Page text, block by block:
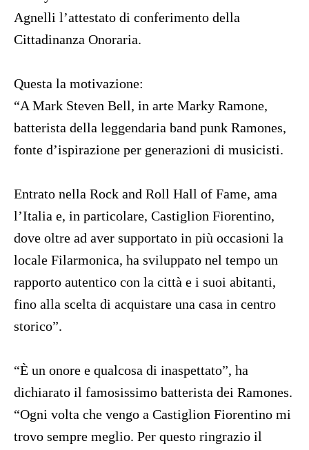
Agnelli l’attestato di conferimento della
Cittadinanza Onoraria.
Questa la motivazione:
“A Mark Steven Bell, in arte Marky Ramone,
batterista della leggendaria band punk Ramones,
fonte d’ispirazione per generazioni di musicisti.
Entrato nella Rock and Roll Hall of Fame, ama
l’Italia e, in particolare, Castiglion Fiorentino,
dove oltre ad aver supportato in più occasioni la
locale Filarmonica, ha sviluppato nel tempo un
rapporto autentico con la città e i suoi abitanti,
fino alla scelta di acquistare una casa in centro
storico”.
“È un onore e qualcosa di inaspettato”, ha
dichiarato il famosissimo batterista dei Ramones.
“Ogni volta che vengo a Castiglion Fiorentino mi
trovo sempre meglio. Per questo ringrazio il